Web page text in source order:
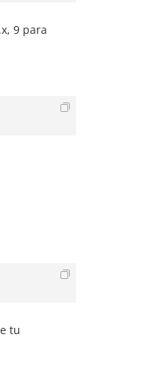
9 para
tu